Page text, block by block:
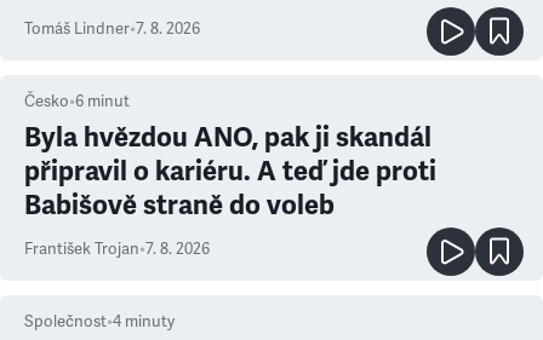
prioritu
Tomáš Lindner•7. 8. 2026
Česko•6 minut
Byla hvězdou ANO, pak ji skandál
připravil o kariéru. A teď jde proti
Babišově straně do voleb
František Trojan•7. 8. 2026
Společnost•4 minuty